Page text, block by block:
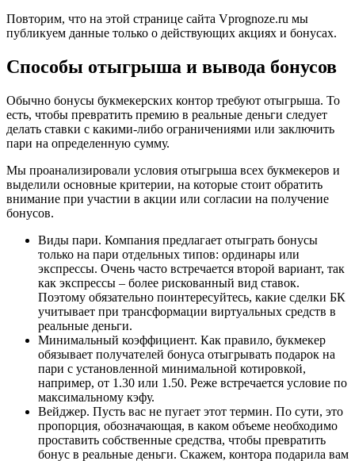
Повторим, что на этой странице сайта Vprognoze.ru мы
публикуем данные только о действующих акциях и бонусах.
Способы отыгрыша и вывода бонусов
Обычно бонусы букмекерских контор требуют отыгрыша. То
есть, чтобы превратить премию в реальные деньги следует
делать ставки с какими-либо ограничениями или заключить
пари на определенную сумму.
Мы проанализировали условия отыгрыша всех букмекеров и
выделили основные критерии, на которые стоит обратить
внимание при участии в акции или согласии на получение
бонусов.
Виды пари. Компания предлагает отыграть бонусы
только на пари отдельных типов: ординары или
экспрессы. Очень часто встречается второй вариант, так
как экспрессы – более рискованный вид ставок.
Поэтому обязательно поинтересуйтесь, какие сделки БК
учитывает при трансформации виртуальных средств в
реальные деньги.
Минимальный коэффициент. Как правило, букмекер
обязывает получателей бонуса отыгрывать подарок на
пари с установленной минимальной котировкой,
например, от 1.30 или 1.50. Реже встречается условие по
максимальному кэфу.
Вейджер. Пусть вас не пугает этот термин. По сути, это
пропорция, обозначающая, в каком объеме необходимо
проставить собственные средства, чтобы превратить
бонус в реальные деньги. Скажем, контора подарила вам